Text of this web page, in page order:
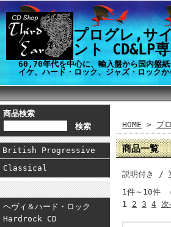
プログレ,サ
ント CD&LP
60,70年代を中心に、輸入盤から国内盤紙
イケ、ハード・ロック、ジャズ・ロック
商品検索
British Progressive
Classical
ヘヴィ＆ハード・ロック
Hardrock CD
HOME > プ
商品一覧
説明付き /
1件～10件
1 2 3 4 次